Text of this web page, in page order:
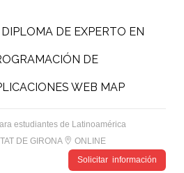
DIPLOMA DE EXPERTO EN
DE
WEB MAP
estudiantes de Latinoamérica
DE GIRONA
ONLINE
Solicitar información